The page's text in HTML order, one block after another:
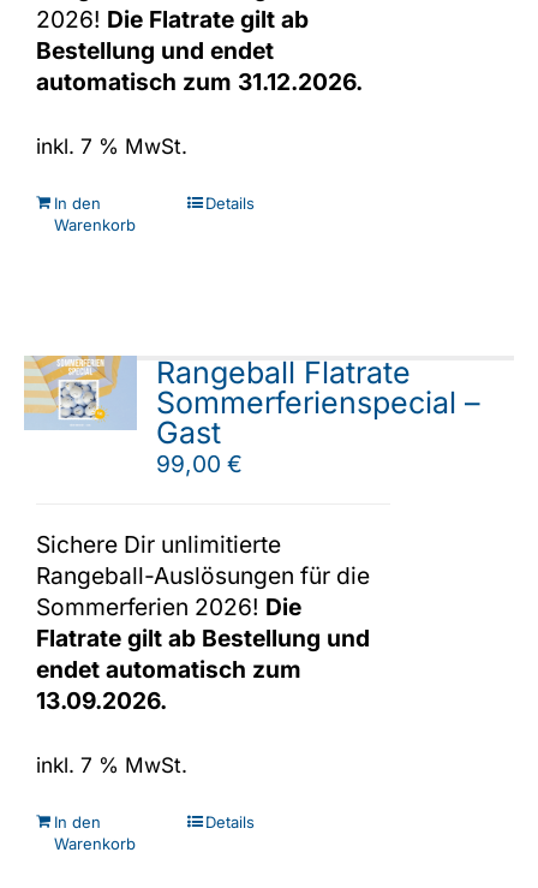
2026! Die Flatrate gilt ab
Bestellung und endet
automatisch zum 31.12.2026.
inkl. 7 % MwSt.
In den
Warenkorb
Details
Rangeball Flatrate
Sommerferienspecial –
Gast
99,00€
Sichere Dir unlimitierte
Rangeball-Auslösungen für die
Sommerferien 2026! Die
Flatrate gilt ab Bestellung und
endet automatisch zum
13.09.2026.
inkl. 7 % MwSt.
In den
Warenkorb
Details